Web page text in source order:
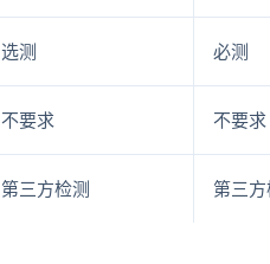
选测 必测
不要求 不要求
第三方检测 第三